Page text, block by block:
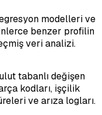
modelleri ve
benzer profilin
veri analizi.
tabanlı değişen
kodları, işçilik
ve arıza logları.